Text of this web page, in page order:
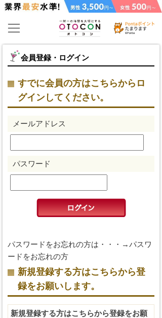
会員登録・ログイン
すでに会員の方はこちらからロ
グインしてください。
メールアドレス
パスワード
パスワードをお忘れの方は・・・→パスワ
ードをお忘れの方
新規登録する方はこちらから登
録をお願いします。
新規登録する方はこちらから登録をお願